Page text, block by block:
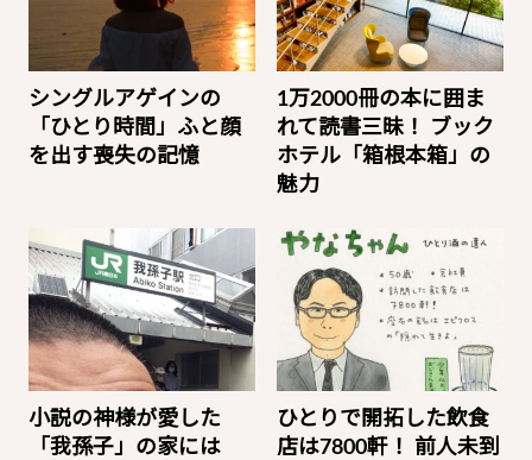
シングルアゲインの
「ひとり時間」ふと顔
を出す喪失の記憶
1万2000冊の本に囲ま
れて読書三昧！ ブック
ホテル「箱根本箱」の
魅力
小説の神様が愛した
「我孫子」の家には
ひとりで開拓した飲食
店は7800軒！ 前人未到